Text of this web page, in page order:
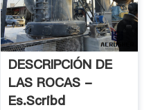
DESCRIPCIÓN DE
LAS ROCAS -
Es.scribd